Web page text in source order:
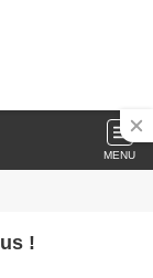
MENU
!